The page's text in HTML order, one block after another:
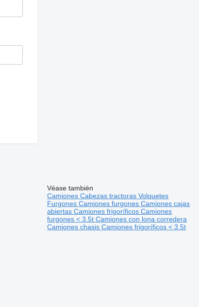
Véase también
CamionesCabezas tractorasVolquetes
FurgonesCamiones furgonesCamiones cajas
abiertasCamiones frigoríficosCamiones
furgones < 3.5tCamiones con lona corredera
Camiones chasisCamiones frigoríficos < 3.5t